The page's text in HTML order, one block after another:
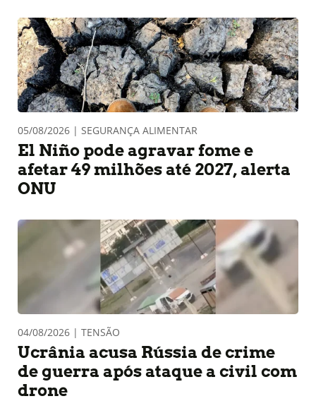
05/08/2026 | SEGURANÇA ALIMENTAR
El Niño pode agravar fome e
afetar 49 milhões até 2027, alerta
ONU
04/08/2026 | TENSÃO
Ucrânia acusa Rússia de crime
de guerra após ataque a civil com
drone